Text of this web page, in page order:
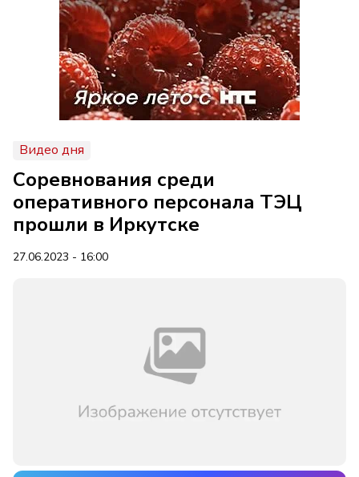
Видео дня
Соревнования среди
оперативного персонала ТЭЦ
прошли в Иркутске
27.06.2023 - 16:00